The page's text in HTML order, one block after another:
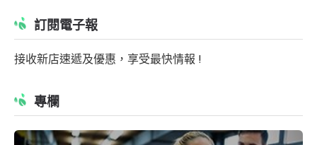
訂閱電子報
接收新店速遞及優惠，享受最快情報 !
專欄